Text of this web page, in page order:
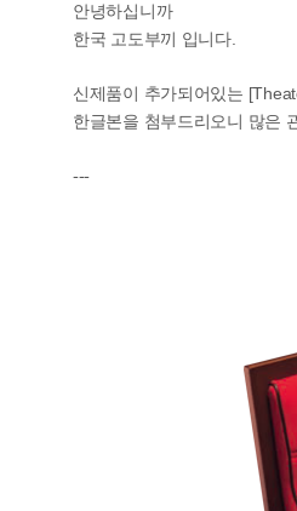
안녕하십니까
한국 고도부끼 입니다.
신제품이 추가되어있는
한글본을 첨부드리오니 많은
---